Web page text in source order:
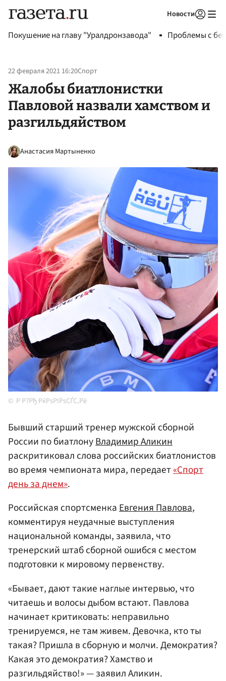
Новости
Покушение на главу "Уралдронзавода" Проблемы с
22 февраля 2021 16:20Спорт
Жалобы биатлонистки
Павловой назвали хамством и
разгильдяйством
Анастасия Мартыненко
Р Р?Рђ РќРѕРІРѕСЃС‚Рё
Бывший старший тренер мужской сборной
России по биатлонуВладимир Аликин
раскритиковал слова российских биатлонистов
во время чемпионата мира, передает«Спорт
день за днем».
Российская спортсменкаЕвгения Павлова,
комментируя неудачные выступления
национальной команды, заявила, что
тренерский штаб сборной ошибся с местом
подготовки к мировому первенству.
«Бывает, дают такие наглые интервью, что
читаешь и волосы дыбом встают. Павлова
начинает критиковать: неправильно
тренируемся, не там живем. Девочка, кто ты
такая? Пришла в сборную и молчи. Демократия?
Какая это демократия? Хамство и
разгильдяйство!» — заявил Аликин.